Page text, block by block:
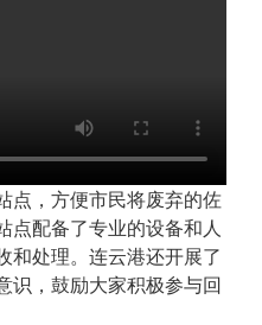
点，方便市民将废弃的佐
点配备了专业的设备和人
和处理。连云港还开展了
识，鼓励大家积极参与回